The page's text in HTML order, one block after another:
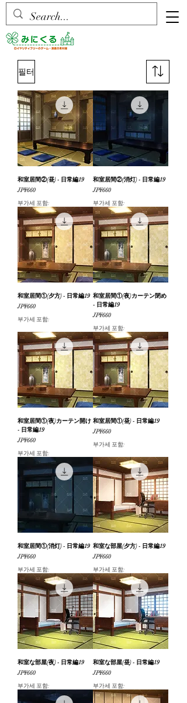
필터
和室居間②(昼) - 日常編19
가격
JP¥660
부가세 포함:
和室居間②(消灯) - 日常編19
가격
JP¥660
부가세 포함:
和室居間①(夕方) - 日常編19
가격
JP¥660
부가세 포함:
和室居間①(夜)カーテン閉め
- 日常編19
가격
JP¥660
부가세 포함:
和室居間①(夜)カーテン開け
- 日常編19
가격
JP¥660
부가세 포함:
和室居間①(昼) - 日常編19
가격
JP¥660
부가세 포함:
和室居間①(消灯) - 日常編19
가격
JP¥660
부가세 포함:
和室な部屋(夕方) - 日常編19
가격
JP¥660
부가세 포함:
和室な部屋(夜) - 日常編19
가격
JP¥660
부가세 포함:
和室な部屋(昼) - 日常編19
가격
JP¥660
부가세 포함: